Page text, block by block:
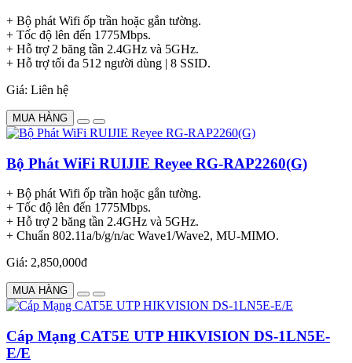
+ Bộ phát Wifi ốp trần hoặc gắn tường.
+ Tốc độ lên đến 1775Mbps.
+ Hỗ trợ 2 băng tần 2.4GHz và 5GHz.
+ Hỗ trợ tối đa 512 người dùng | 8 SSID.
Giá: Liên hệ
MUA HÀNG
Bộ Phát WiFi RUIJIE Reyee RG-RAP2260(G)
+ Bộ phát Wifi ốp trần hoặc gắn tường.
+ Tốc độ lên đến 1775Mbps.
+ Hỗ trợ 2 băng tần 2.4GHz và 5GHz.
+ Chuẩn 802.11a/b/g/n/ac Wave1/Wave2, MU-MIMO.
Giá: 2,850,000đ
MUA HÀNG
Cáp Mạng CAT5E UTP HIKVISION DS-1LN5E-
E/E